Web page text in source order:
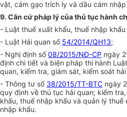
vật, cám gạo trích ly và dầu cám
9. Căn cứ pháp lý của thủ tục hành
- Luật thuế xuất khẩu, thuế nhập
- Luật Hải quan số 54/2014/QH13;
- Nghị định số08/2015/NĐ-CP ngày
định chi tiết và biện pháp thi hành
quan, kiểm tra, giám sát, kiểm soát
- Thông tư số 38/2015/TT-BTC ngày
quy định về thủ tục hải quan; kiểm
khẩu, thuế nhập khẩu và quản lý thuế
nhập khẩu.